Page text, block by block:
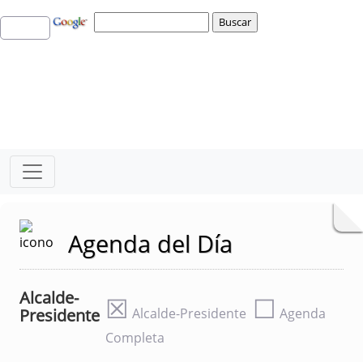
Agenda del Día
Alcalde-
Presidente ☒ Alcalde-Presidente ☐ Agenda
Completa